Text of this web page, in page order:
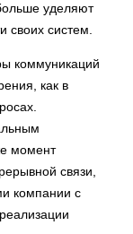
уделяют
своих систем.
коммуникаций
как в
момент
связи,
компании с